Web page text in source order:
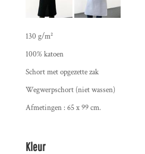
130 g/m²
100% katoen
Schort met opgezette zak
Wegwerpschort (niet wassen)
Afmetingen : 65 x 99 cm.
Kleur